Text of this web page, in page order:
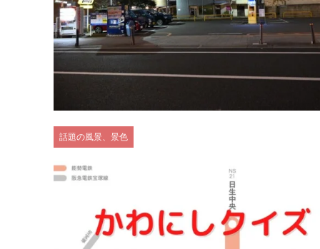
話題の風景、景色